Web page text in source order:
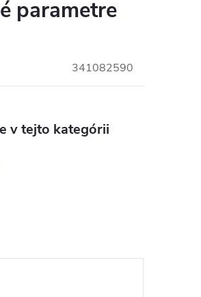
parametre
341082590
v tejto kategórii